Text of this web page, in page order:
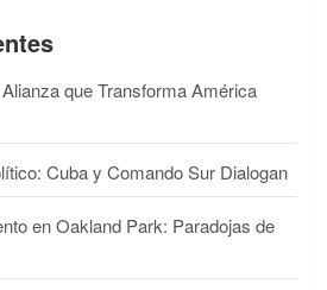
que Transforma América
Cuba y Comando Sur Dialogan
en Oakland Park: Paradojas de